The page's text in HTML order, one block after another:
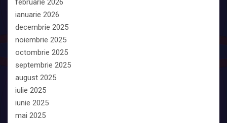
februarie 2026
ianuarie 2026
decembrie 2025
noiembrie 2025
octombrie 2025
septembrie 2025
august 2025
iulie 2025
iunie 2025
mai 2025